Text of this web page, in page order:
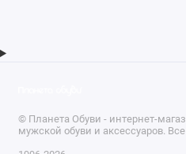
© Планета Обуви - интернет-
мужской обуви и аксессуаров.